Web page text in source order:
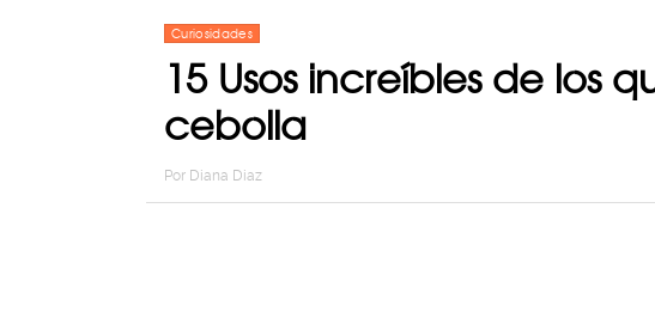
Curiosidades
15 Usos increíbles de los
cebolla
Por Diana Diaz